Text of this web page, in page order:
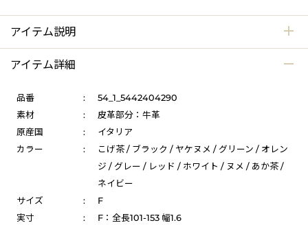
アイテム説明
アイテム詳細
品番 :
54_1_5442404290
素材
:
皮革部分：牛革
原産国
:
イタリア
カラー
:
こげ茶 / ブラック / ヤケヌメ / グリーン / オレン
ジ / グレー / レッド / ホワイト / ヌメ / あか茶 /
ネイビー
サイズ
:
F
実寸
: F：全長101-153 幅1.6